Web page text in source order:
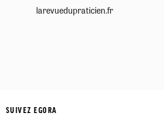
larevuedupraticien.fr
SUIVEZ EGORA